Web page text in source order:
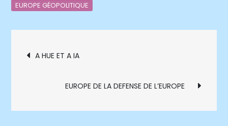
EUROPE GÉOPOLITIQUE
Navigation
l’article
A HUE ET A IA
EUROPE DE LA DEFENSE DE L’EUROPE